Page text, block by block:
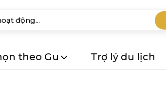
theo Gu Trợ lý du lịch